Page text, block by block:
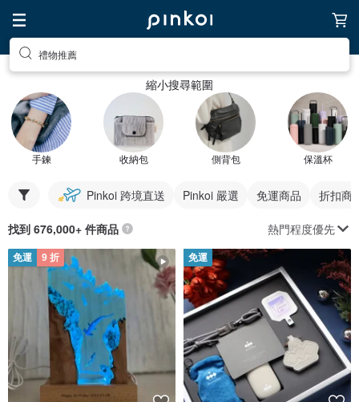
禮物推薦
縮小搜尋範圍
手鍊 收納包 側背包 保溫杯
Pinkoi 跨境直送 Pinkoi 嚴選 免運商品 折扣商
找到 676,000+ 件商品 熱門程度優先
免運 9 折 免運